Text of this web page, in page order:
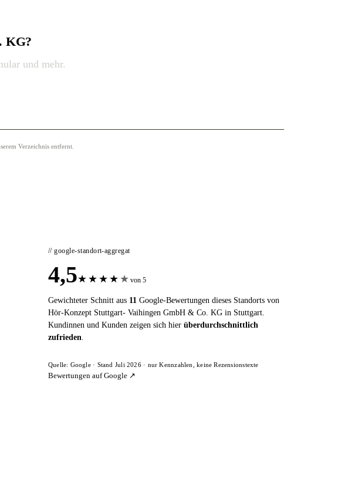
KG?
und mehr.
Verzeichnis entfernt.
// google-standort-aggregat
4,5★ ★ ★ ★ ★ von 5
Gewichteter Schnitt aus 11Google-Bewertungen dieses Standorts von
Hör-Konzept Stuttgart- Vaihingen GmbH & Co. KG in Stuttgart.
Kundinnen und Kunden zeigen sich hier überdurchschnittlich
zufrieden.
Quelle: Google · Stand Juli 2026 · nur Kennzahlen, keine Rezensionstexte
Bewertungen auf Google ↗